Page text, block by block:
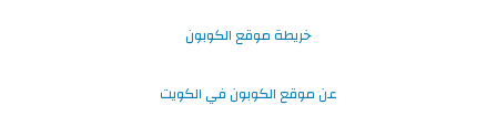
خريطة موقع الكوبون
عن موقع الكوبون في الكويت